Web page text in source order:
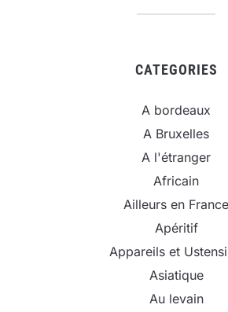
CATEGORIES
A bordeaux
A Bruxelles
A l'étranger
Africain
Ailleurs en France
Apéritif
Appareils et
Asiatique
Au levain